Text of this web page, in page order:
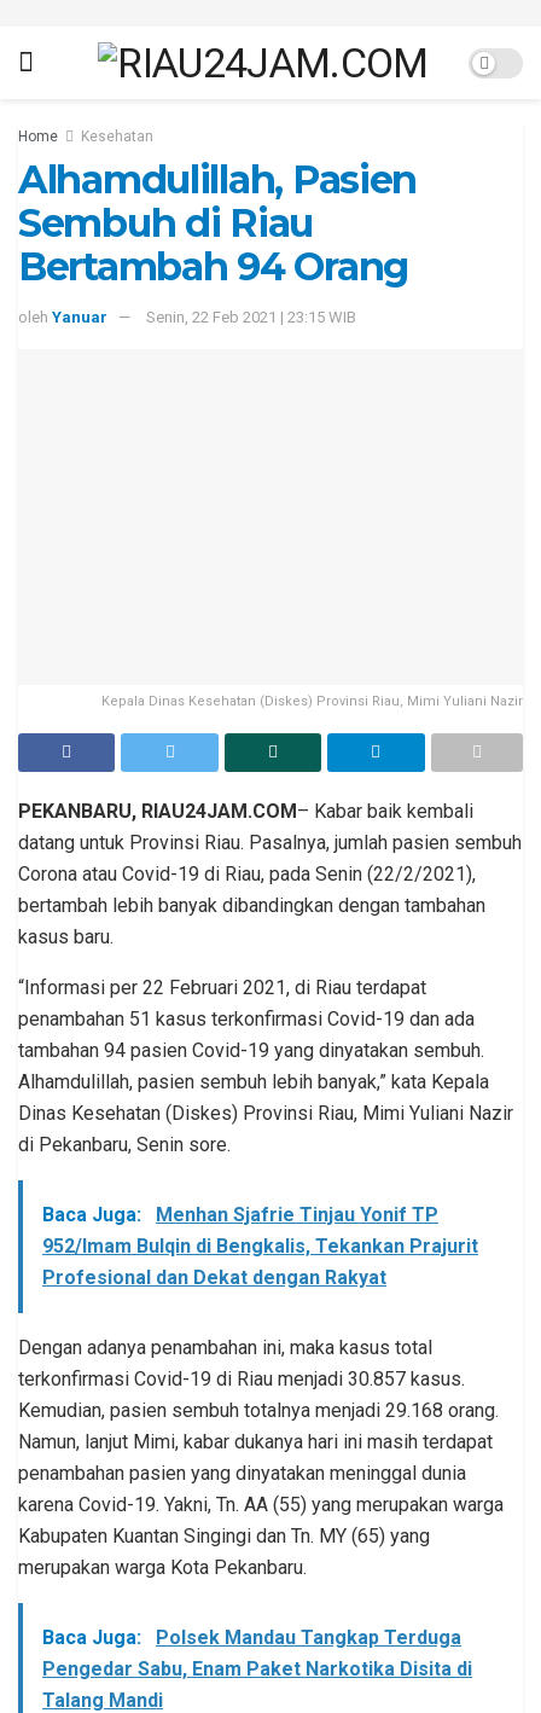
Home Kesehatan
Alhamdulillah, Pasien
Sembuh di Riau
Bertambah 94 Orang
oleh Yanuar Senin, 22 Feb 2021 | 23:15 WIB
Kepala Dinas Kesehatan (Diskes) Provinsi Riau, Mimi Yuliani Nazir
PEKANBARU, RIAU24JAM.COM– Kabar baik kembali
datang untuk Provinsi Riau. Pasalnya, jumlah pasien sembuh
Corona atau Covid-19 di Riau, pada Senin (22/2/2021),
bertambah lebih banyak dibandingkan dengan tambahan
kasus baru.
“Informasi per 22 Februari 2021, di Riau terdapat
penambahan 51 kasus terkonfirmasi Covid-19 dan ada
tambahan 94 pasien Covid-19 yang dinyatakan sembuh.
Alhamdulillah, pasien sembuh lebih banyak,” kata Kepala
Dinas Kesehatan (Diskes) Provinsi Riau, Mimi Yuliani Nazir
di Pekanbaru, Senin sore.
Baca Juga:
Menhan Sjafrie Tinjau Yonif TP
952/Imam Bulqin di Bengkalis, Tekankan Prajurit
Profesional dan Dekat dengan Rakyat
Dengan adanya penambahan ini, maka kasus total
terkonfirmasi Covid-19 di Riau menjadi 30.857 kasus.
Kemudian, pasien sembuh totalnya menjadi 29.168 orang.
Namun, lanjut Mimi, kabar dukanya hari ini masih terdapat
penambahan pasien yang dinyatakan meninggal dunia
karena Covid-19. Yakni, Tn. AA (55) yang merupakan warga
Kabupaten Kuantan Singingi dan Tn. MY (65) yang
merupakan warga Kota Pekanbaru.
Baca Juga:
Polsek Mandau Tangkap Terduga
Pengedar Sabu, Enam Paket Narkotika Disita di
Talang Mandi